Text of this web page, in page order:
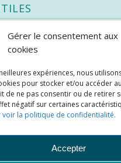
Gérer le consentement aux
cookies
expériences, nous
pour stocker et/ou accéder
de ne pas consentir ou de retirer
négatif sur certaines
voir la politique de confidentialité.
Accepter
neuf
québécoise d’économie